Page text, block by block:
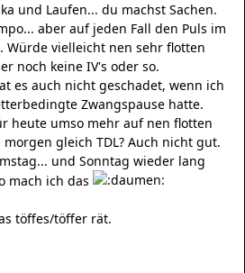
und Laufen... du machst Sachen.
aber auf jeden Fall den Puls im
Würde vielleicht nen sehr flotten
noch keine IV's oder so.
es auch nicht geschadet, wenn ich
Zwangspause hatte.
heute umso mehr auf nen flotten
gleich TDL? Auch nicht gut.
und Sonntag wieder lang
mach ich das
töffes/töffer rät.